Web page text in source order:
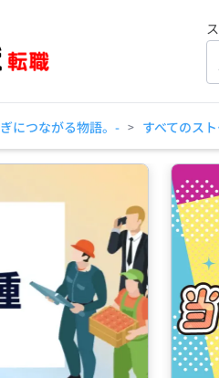
につながる物語。- > すべてのス